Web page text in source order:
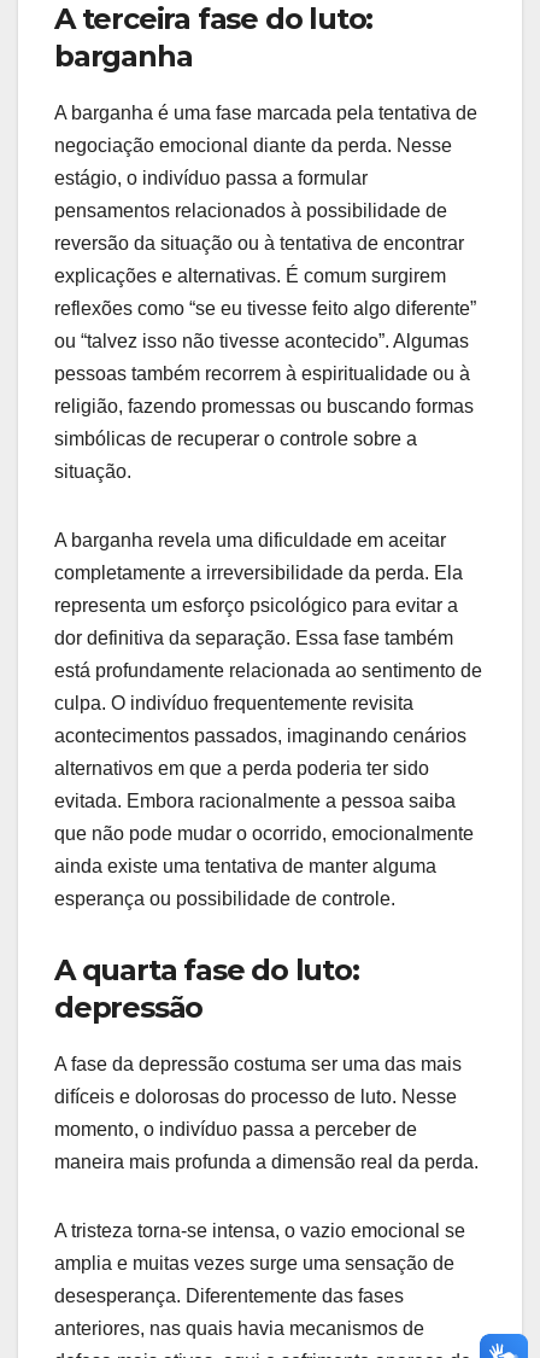
A terceira fase do luto:
barganha
A barganha é uma fase marcada pela tentativa de
negociação emocional diante da perda. Nesse
estágio, o indivíduo passa a formular
pensamentos relacionados à possibilidade de
reversão da situação ou à tentativa de encontrar
explicações e alternativas. É comum surgirem
reflexões como “se eu tivesse feito algo diferente”
ou “talvez isso não tivesse acontecido”. Algumas
pessoas também recorrem à espiritualidade ou à
religião, fazendo promessas ou buscando formas
simbólicas de recuperar o controle sobre a
situação.
A barganha revela uma dificuldade em aceitar
completamente a irreversibilidade da perda. Ela
representa um esforço psicológico para evitar a
dor definitiva da separação. Essa fase também
está profundamente relacionada ao sentimento de
culpa. O indivíduo frequentemente revisita
acontecimentos passados, imaginando cenários
alternativos em que a perda poderia ter sido
evitada. Embora racionalmente a pessoa saiba
que não pode mudar o ocorrido, emocionalmente
ainda existe uma tentativa de manter alguma
esperança ou possibilidade de controle.
A quarta fase do luto:
depressão
A fase da depressão costuma ser uma das mais
difíceis e dolorosas do processo de luto. Nesse
momento, o indivíduo passa a perceber de
maneira mais profunda a dimensão real da perda.
A tristeza torna-se intensa, o vazio emocional se
amplia e muitas vezes surge uma sensação de
desesperança. Diferentemente das fases
anteriores, nas quais havia mecanismos de